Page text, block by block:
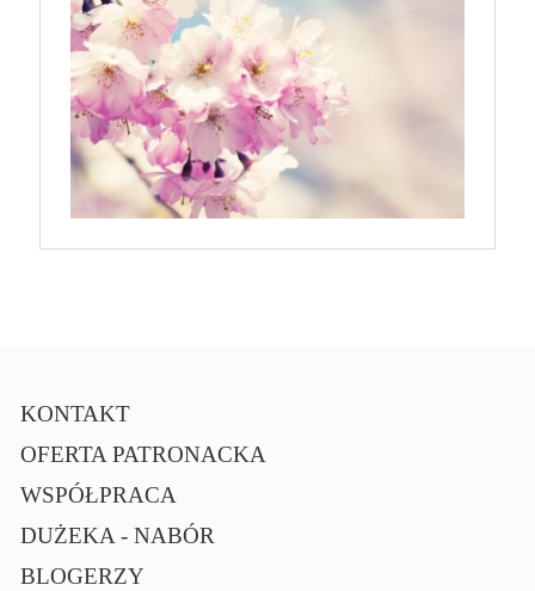
KONTAKT
OFERTA PATRONACKA
WSPÓŁPRACA
DUŻEKA - NABÓR
BLOGERZY